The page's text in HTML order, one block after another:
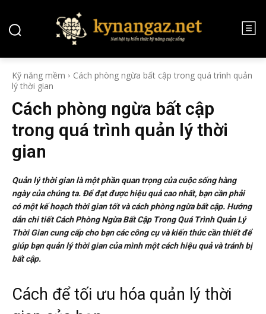
Kỹ năng mềm
Cách phòng ngừa bất cập trong quá trình quản
lý thời gian
Cách phòng ngừa bất cập
trong quá trình quản lý thời
gian
Quản lý thời gian là một phần quan trọng của cuộc sống hàng
ngày của chúng ta. Để đạt được hiệu quả cao nhất, bạn cần phải
có một kế hoạch thời gian tốt và cách phòng ngừa bất cập. Hướng
dẫn chi tiết Cách Phòng Ngừa Bất Cập Trong Quá Trình Quản Lý
Thời Gian cung cấp cho bạn các công cụ và kiến thức cần thiết để
giúp bạn quản lý thời gian của mình một cách hiệu quả và tránh bị
bất cập.
Cách để tối ưu hóa quản lý thời